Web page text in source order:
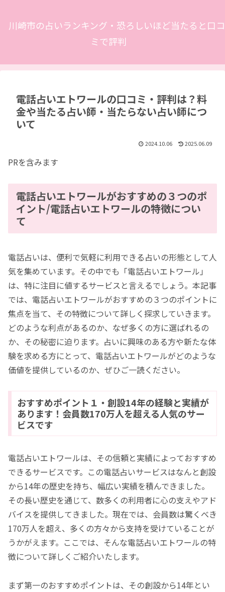
川崎市の占いランキング・恐ろしいほど当たると口コ
ミで評判
電話占いエトワールの口コミ・評判は？料
金や当たる占い師・当たらない占い師につ
いて
2024.10.06 2025.06.09
PRを含みます
電話占いエトワールがおすすめの３つのポ
イント/電話占いエトワールの特徴につい
て
電話占いは、便利で気軽に利用できる占いの形態として人
気を集めています。その中でも「電話占いエトワール」
は、特に注目に値するサービスと言えるでしょう。本記事
では、電話占いエトワールがおすすめの３つのポイントに
焦点を当て、その特徴について詳しく探求していきます。
どのような利点があるのか、なぜ多くの方に選ばれるの
か、その秘密に迫ります。占いに興味のある方や新たな体
験を求める方にとって、電話占いエトワールがどのような
価値を提供しているのか、ぜひご一読ください。
おすすめポイント１・創設14年の経験と実績が
あります！会員数170万人を超える人気のサー
ビスです
電話占いエトワールは、その信頼と実績によっておすすめ
できるサービスです。この電話占いサービスはなんと創設
から14年の歴史を持ち、幅広い実績を積んできました。
その長い歴史を通じて、数多くの利用者に心の支えやアド
バイスを提供してきました。現在では、会員数は驚くべき
170万人を超え、多くの方々から支持を受けていることが
うかがえます。ここでは、そんな電話占いエトワールの特
徴について詳しくご紹介いたします。
まず第一のおすすめポイントは、その創設から14年とい